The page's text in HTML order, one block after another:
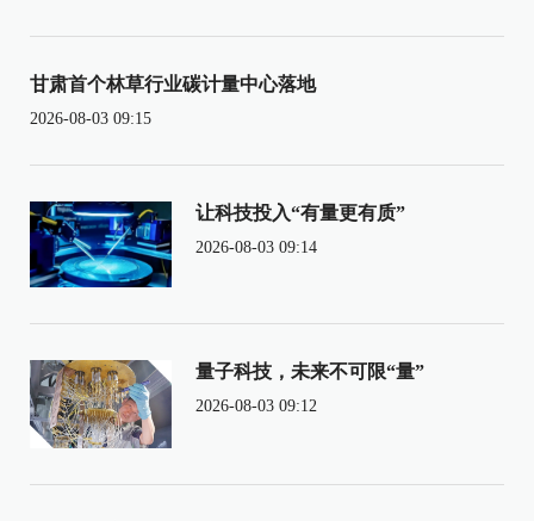
甘肃首个林草行业碳计量中心落地
2026-08-03 09:15
让科技投入“有量更有质”
2026-08-03 09:14
量子科技，未来不可限“量”
2026-08-03 09:12